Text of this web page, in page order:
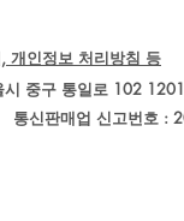
개인정보 처리방침 등
시 중구 통일로 102
통신판매업 신고번호 :